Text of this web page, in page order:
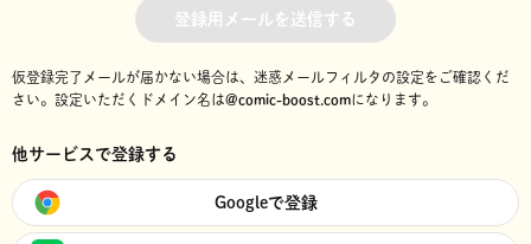
登録用メールを送信する
仮登録完了メールが届かない場合は、迷惑メールフィルタの設定をご確認くだ
さい。 設定いただくドメイン名は@comic-boost.comになります。
他サービスで登録する
Googleで登録